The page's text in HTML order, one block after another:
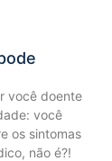
você doente
você
os sintomas
não é?!